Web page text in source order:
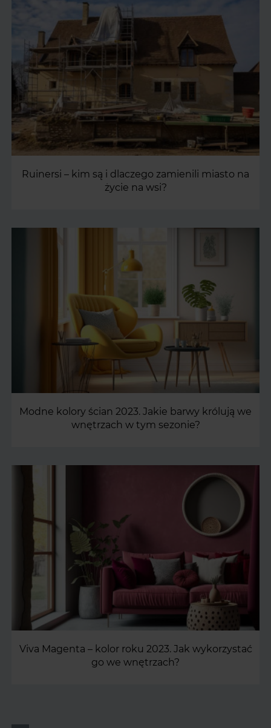
Ruinersi – kim są i dlaczego zamienili miasto na
życie na wsi?
Modne kolory ścian 2023. Jakie barwy królują we
wnętrzach w tym sezonie?
Viva Magenta – kolor roku 2023. Jak wykorzystać
go we wnętrzach?